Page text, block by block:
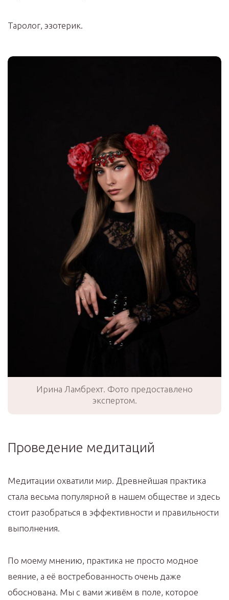
Таролог, эзотерик.
Ирина Ламбрехт. Фото предоставлено
экспертом.
Проведение медитаций
Медитации охватили мир. Древнейшая практика
стала весьма популярной в нашем обществе и здесь
стоит разобраться в эффективности и правильности
выполнения.
По моему мнению, практика не просто модное
веяние, а её востребованность очень даже
обоснована. Мы с вами живём в поле, которое